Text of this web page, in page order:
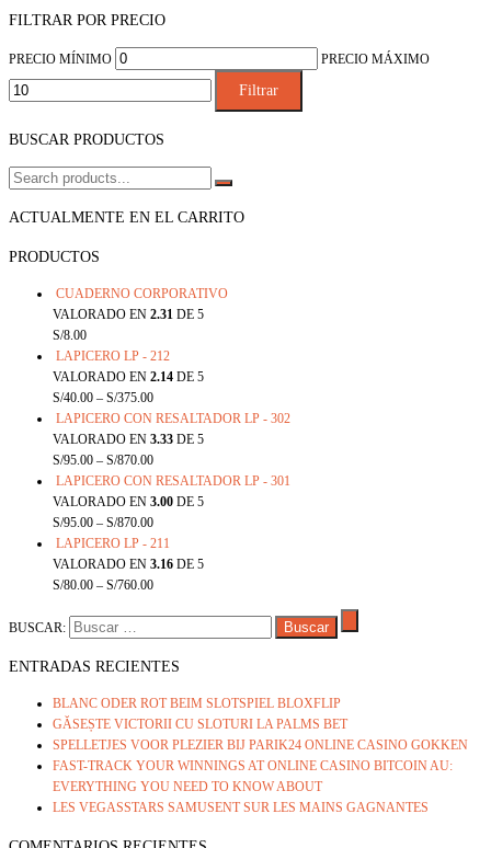
FILTRAR POR PRECIO
PRECIO MÍNIMO PRECIO MÁXIMO
Filtrar
BUSCAR PRODUCTOS
ACTUALMENTE EN EL CARRITO
PRODUCTOS
CUADERNO CORPORATIVO
VALORADO EN 2.31 DE 5
S/8.00
LAPICERO LP - 212
VALORADO EN 2.14 DE 5
S/40.00 – S/375.00
LAPICERO CON RESALTADOR LP - 302
VALORADO EN 3.33 DE 5
S/95.00 – S/870.00
LAPICERO CON RESALTADOR LP - 301
VALORADO EN 3.00 DE 5
S/95.00 – S/870.00
LAPICERO LP - 211
VALORADO EN 3.16 DE 5
S/80.00 – S/760.00
BUSCAR:
ENTRADAS RECIENTES
BLANC ODER ROT BEIM SLOTSPIEL BLOXFLIP
GĂSEȘTE VICTORII CU SLOTURI LA PALMS BET
SPELLETJES VOOR PLEZIER BIJ PARIK24 ONLINE CASINO GOKKEN
FAST-TRACK YOUR WINNINGS AT ONLINE CASINO BITCOIN AU:
EVERYTHING YOU NEED TO KNOW ABOUT
LES VEGASSTARS SAMUSENT SUR LES MAINS GAGNANTES